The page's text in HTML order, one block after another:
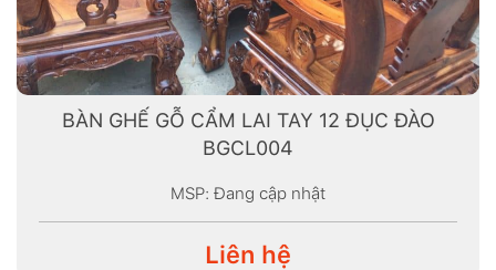
BÀN GHẾ GỖ CẨM LAI TAY 12 ĐỤC ĐÀO
BGCL004
MSP: Đang cập nhật
Liên hệ